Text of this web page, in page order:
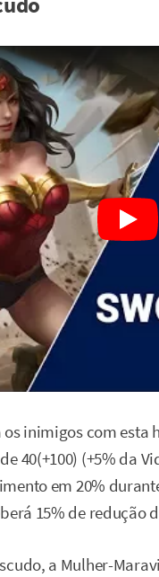
inimigos com
40(+100) (+5% da
em 20%
15% de redução
a Mulher-